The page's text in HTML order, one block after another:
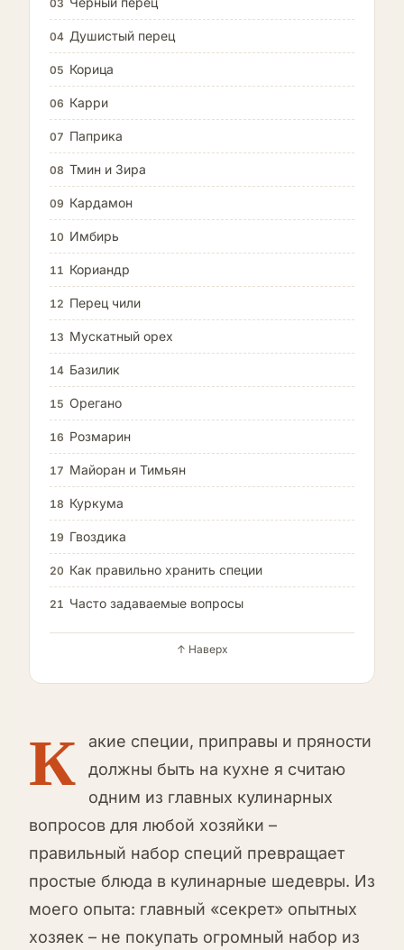
03
04 Душистый перец
05 Корица
06 Карри
07 Паприка
08 Тмин и Зира
09 Кардамон
10 Имбирь
11 Кориандр
12 Перец чили
13 Мускатный орех
14 Базилик
15 Орегано
16 Розмарин
17 Майоран и Тимьян
18 Куркума
19 Гвоздика
20 Как правильно хранить специи
21 Часто задаваемые вопросы
↑ Наверх
К
акие специи, приправы и пряности
должны быть на кухне я считаю
одним из главных кулинарных
вопросов для любой хозяйки –
правильный набор специй превращает
простые блюда в кулинарные шедевры. Из
моего опыта: главный «секрет» опытных
хозяек – не покупать огромный набор из